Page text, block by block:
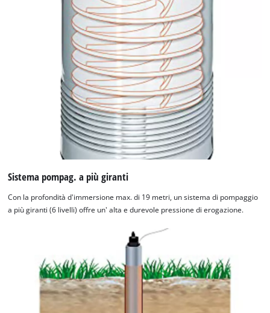
Sistema pompag. a più giranti
Con la profondità d'immersione max. di 19 metri, un sistema di pompaggio
a più giranti (6 livelli) offre un' alta e durevole pressione di erogazione.